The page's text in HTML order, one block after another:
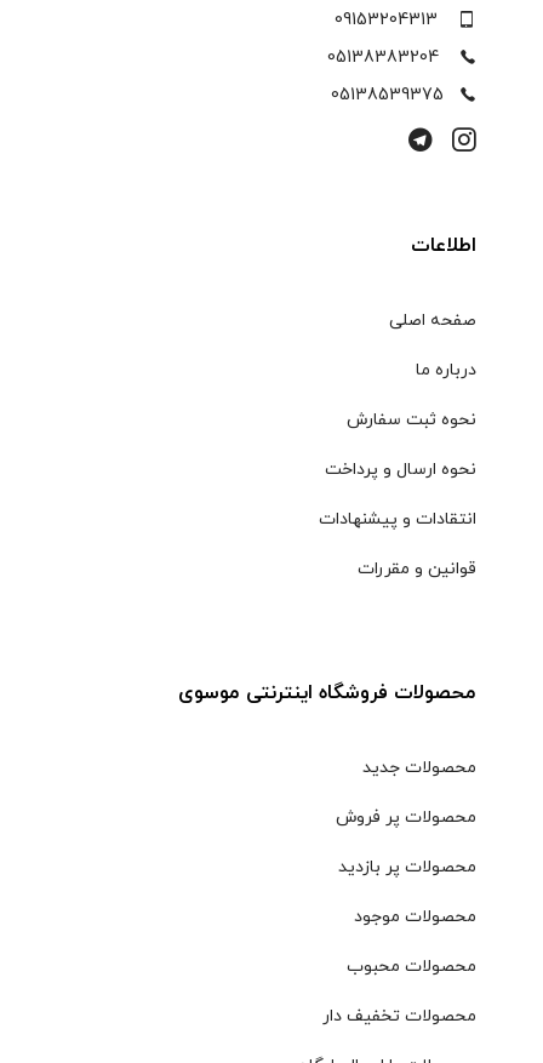
09153204313
05138383204
05138539375
اطلاعات
صفحه اصلی
درباره ما
نحوه ثبت سفارش
نحوه ارسال و پرداخت
انتقادات و پیشنهادات
قوانین و مقررات
محصولات فروشگاه اینترنتی موسوی
محصولات جدید
محصولات پر فروش
محصولات پر بازدید
محصولات موجود
محصولات محبوب
محصولات تخفیف دار